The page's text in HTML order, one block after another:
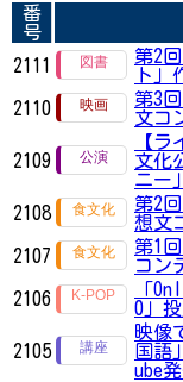
番
号
2111
第2
ト」
2110
第3
文コ
2109
【
文化
ニー」
2108
第2
想文
2107
第1
コン
2106
「
0」投
2105
映像
国語
ube